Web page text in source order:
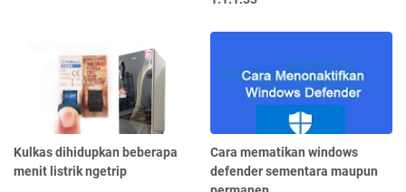
Kulkas dihidupkan beberapa
menit listrik ngetrip
Cara mematikan windows
defender sementara maupun